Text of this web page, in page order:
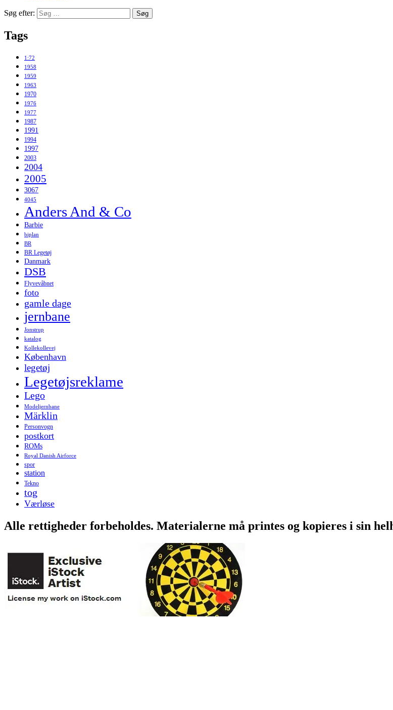
Søg efter:
Tags
1:72
1958
1959
1963
1970
1976
1977
1987
1991
1994
1997
2003
2004
2005
3067
4045
Anders And & Co
Barbie
biplan
BR
BR Legetøj
Danmark
DSB
Flyvevåbnet
foto
gamle dage
jernbane
Jonstrup
katalog
Kollekollevej
København
legetøj
Legetøjsreklame
Lego
Modeljernbane
Märklin
Personvogn
postkort
ROMs
Royal Danish Airforce
spor
station
Tekno
tog
Værløse
Alle rettigheder forbeholdes. Materialerne må printes og kopieres i sin